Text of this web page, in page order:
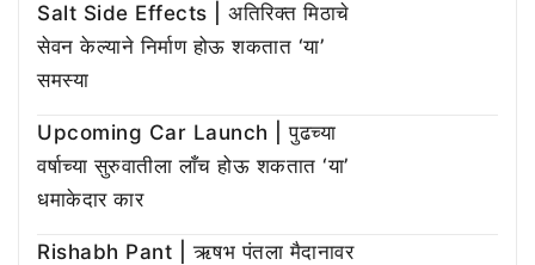
Salt Side Effects | अतिरिक्त मिठाचे
सेवन केल्याने निर्माण होऊ शकतात ‘या’
समस्या
Upcoming Car Launch | पुढच्या
वर्षाच्या सुरुवातीला लाँच होऊ शकतात ‘या’
धमाकेदार कार
Rishabh Pant | ऋषभ पंतला मैदानावर